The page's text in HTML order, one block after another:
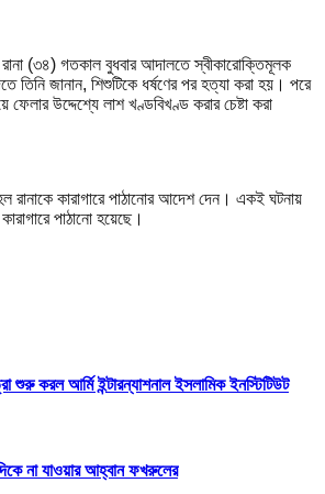
(৩৪) গতকাল বুধবার আদালতে স্বীকারোক্তিমূলক
তিনি জানান, শিশুটিকে ধর্ষণের পর হত্যা করা হয়। পরে
উদ্দেশ্যে লাশ খণ্ডবিখণ্ড করার চেষ্টা করা
রানাকে কারাগারে পাঠানোর আদেশ দেন। একই ঘটনায়
পাঠানো হয়েছে।
শুরু করল আর্মি ইন্টারন্যাশনাল ইসলামিক ইনস্টিটিউট
না যাওয়ার আহ্বান ফখরুলের